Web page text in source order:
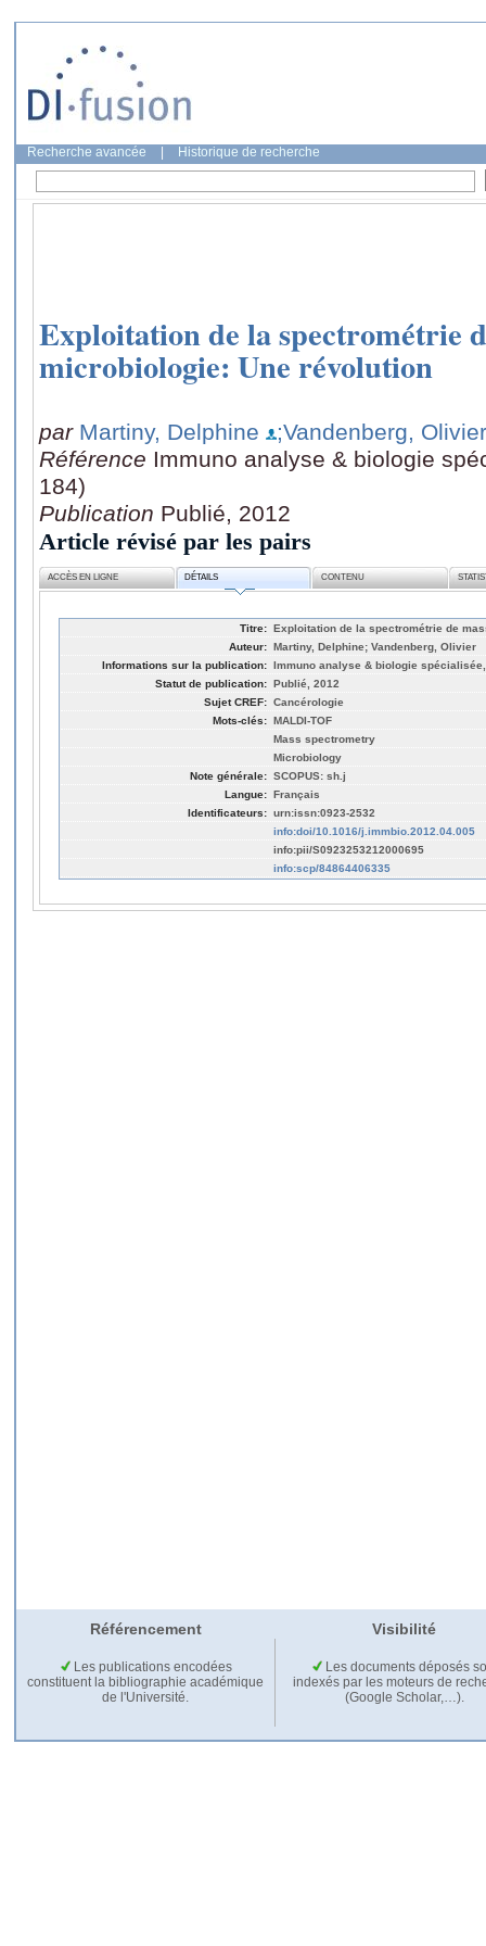
Recherche avancée Historique de recherche
Exploitation de la spectrométrie
microbiologie: Une révolution
par Martiny, Delphine
;Vandenberg, Olivier
Référence Immuno analyse & biologie
184)
Publication Publié, 2012
Article révisé par les pairs
ACCÈS EN LIGNE DÉTAILS CONTENU
Titre: Exploitation de la spectrométrie de
Auteur: Martiny, Delphine; Vandenberg, Olivier
Informations sur la publication: Immuno analyse & biologie
Statut de publication: Publié, 2012
Sujet CREF: Cancérologie
Mots-clés: MALDI-TOF
Mass spectrometry
Microbiology
Note générale: SCOPUS: sh.j
Langue: Français
Identificateurs: urn:issn:0923-2532
info:doi/10.1016/j.immbio.2012.04.005
info:pii/S0923253212000695
info:scp/84864406335
Référencement Visibilité
Les publications encodées
constituent la bibliographie académique
de l'Université.
Les documents déposés
indexés par les moteurs de
(Google Scholar,…).